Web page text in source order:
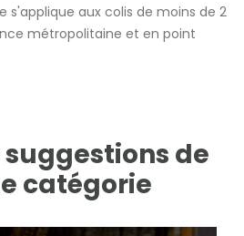
aux colis de moins de 2
métropolitaine et en point
de
catégorie